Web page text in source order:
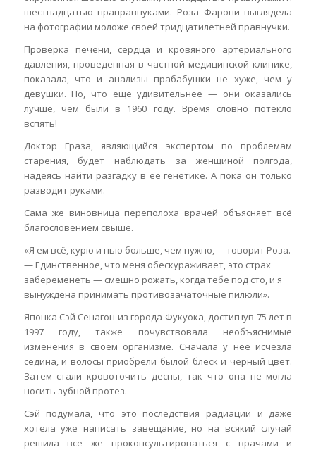
шестнадцатью праправнуками. Роза Фарони выглядела
на фотографии моложе своей тридцатилетней правнучки.
Проверка печени, сердца и кровяного артериального
давления, проведенная в частной медицинской клинике,
показала, что и анализы прабабушки не хуже, чем у
девушки. Но, что еще удивительнее — они оказались
лучше, чем были в 1960 году. Время словно потекло
вспять!
Доктор Граза, являющийся экспертом по проблемам
старения, будет наблюдать за женщиной полгода,
надеясь найти разгадку в ее генетике. А пока он только
разводит руками.
Сама же виновница переполоха врачей объясняет всё
благословением свыше.
«Я ем всё, курю и пью больше, чем нужно, — говорит Роза.
— Единственное, что меня обескураживает, это страх
забеременеть — смешно рожать, когда тебе под сто, и я
вынуждена принимать противозачаточные пилюли».
Японка Сэй Сенагон из города Фукуока, достигнув 75 лет в
1997 году, также почувствовала необъяснимые
изменения в своем организме. Сначала у нее исчезла
седина, и волосы приобрели былой блеск и черный цвет.
Затем стали кровоточить десны, так что она не могла
носить зубной протез.
Сэй подумала, что это последствия радиации и даже
хотела уже написать завещание, но на всякий случай
решила все же проконсультироваться с врачами и